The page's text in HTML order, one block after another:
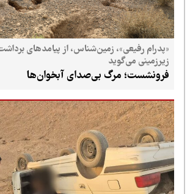
«پدرام رفیعی»، زمین‌شناس، از پیامدهای برداشت
زیرزمینی می‌گوید
فرونشست؛ مرگ بی‌صدای آبخوان‌ها